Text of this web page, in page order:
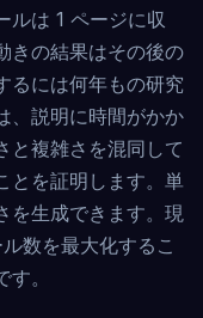
ルは 1 ページに収
きの結果はその後の
るには何年もの研究
、説明に時間がかか
と複雑さを混同して
とを証明します。単
を生成できます。現
数を最大化するこ
。